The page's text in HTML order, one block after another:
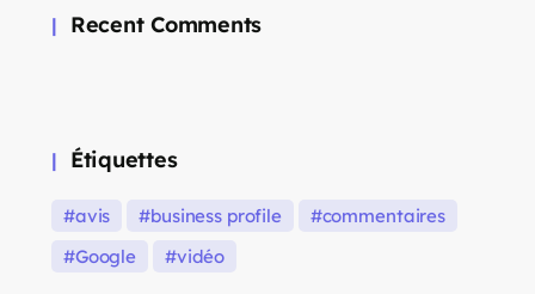
Recent Comments
Étiquettes
avis business profile
commentaires
Google
vidéo